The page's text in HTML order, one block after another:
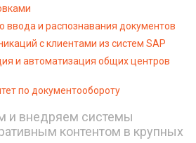
ввода и распознавания документов
с клиентами из систем SAP
и автоматизация общих центров
по документообороту
и внедряем системы
контентом в крупных